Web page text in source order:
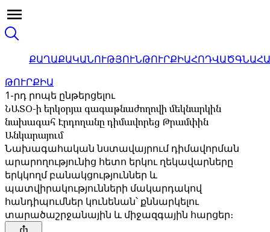
ՔԱՂԱՔԱԿԱՆՈՒԹՅՈՒՆԹՈՒՐՔԻԱՀՈԴՎԱԾ
ԹՈՒՐՔԻԱ
1-րդ րոպե ընթերցելու
ՆԱՏՕ-ի երկօրյա գագաթնաժողովի մեկնարկին
նախագահ Էրդողանը դիմավորեց Թրամփին
Անկարայում
Նախագահական նստավայրում դիմավորման
արարողությունից հետո երկու ղեկավարները
երկկողմ բանակցություններ և
պատվիրակությունների մակարդակով
հանդիպումներ կունենան՝ քննարկելու
տարածաշրջանային և միջազգային հարցեր։